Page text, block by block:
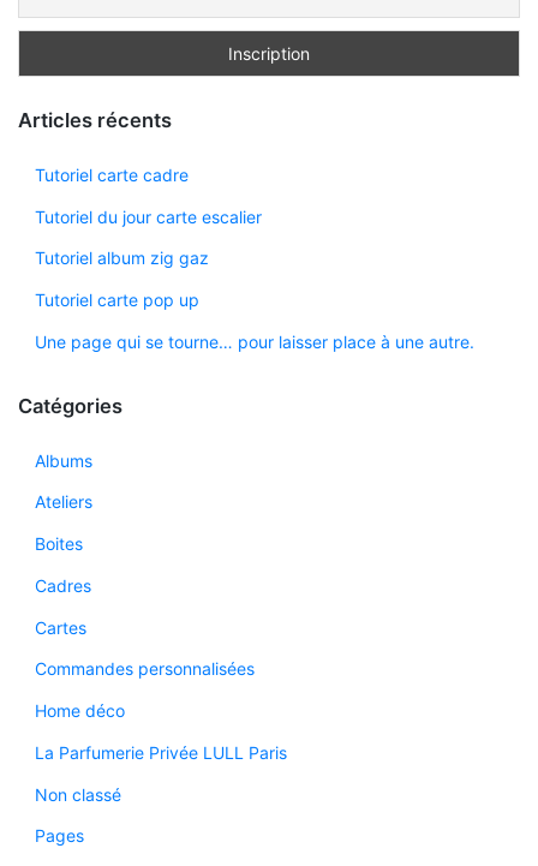
Articles récents
Tutoriel carte cadre
Tutoriel du jour carte escalier
Tutoriel album zig gaz
Tutoriel carte pop up
Une page qui se tourne… pour laisser place à une autre.
Catégories
Albums
Ateliers
Boites
Cadres
Cartes
Commandes personnalisées
Home déco
La Parfumerie Privée LULL Paris
Non classé
Pages